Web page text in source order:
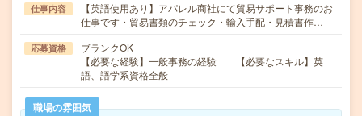
仕事内容
【英語使用あり】アパレル商社にて貿易サポート事務のお
仕事です・貿易書類のチェック・輸入手配・見積書作…
応募資格
ブランクOK
【必要な経験】一般事務の経験 【必要なスキル】英
語、語学系資格全般
職場の雰囲気